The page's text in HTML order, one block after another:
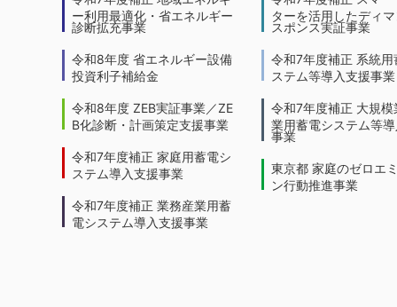
ー利用最適化・省エネルギー
診断拡充事業
令和8年度 省エネルギー設備
投資利子補給金
令和8年度 ZEB実証事業／ZE
B化診断・計画策定支援事業
令和7年度補正 家庭用蓄電シ
ステム導入支援事業
令和7年度補正 業務産業用蓄
電システム導入支援事業
ターを活用したディ
スポンス実証事業
令和7年度補正 系統用
ステム等導入支援事業
令和7年度補正 大規模
業用蓄電システム等
事業
東京都 家庭のゼロエ
ン行動推進事業